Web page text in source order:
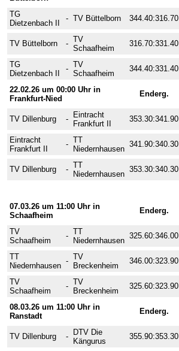
TG
Dietzenbach II
- TV Büttelborn 344.40:316.70
TV Büttelborn - TV
Schaafheim
316.70:331.40
TG
Dietzenbach II
- TV
Schaafheim
344.40:331.40
22.02.26 um 00:00 Uhr in
Frankfurt-Nied
Enderg.
TV Dillenburg -
Eintracht
Frankfurt II
353.30:341.90
Eintracht
Frankfurt II
- TT
Niedernhausen
341.90:340.30
TV Dillenburg - TT
Niedernhausen
353.30:340.30
07.03.26 um 11:00 Uhr in
Schaafheim
Enderg.
TV
Schaafheim
- TT
Niedernhausen
325.60:346.00
TT
Niedernhausen
- TV
Breckenheim
346.00:323.90
TV
Schaafheim
- TV
Breckenheim
325.60:323.90
08.03.26 um 11:00 Uhr in
Ranstadt
Enderg.
TV Dillenburg -
DTV Die
Kängurus
355.90:353.30